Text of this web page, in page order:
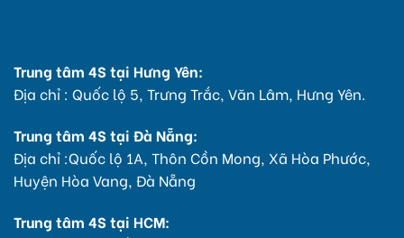
Trung tâm 4S tại Hưng Yên:
Địa chỉ : Quốc lộ 5, Trưng Trắc, Văn Lâm, Hưng Yên.
Trung tâm 4S tại Đà Nẵng:
Địa chỉ :Quốc lộ 1A, Thôn Cồn Mong, Xã Hòa Phước,
Huyện Hòa Vang, Đà Nẵng
Trung tâm 4S tại HCM: